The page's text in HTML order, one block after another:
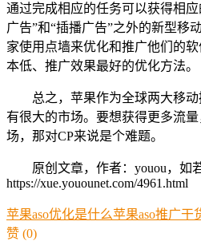
通过完成相应的任务可以获得相
广告”和“插播广告”之外的新型移
家使用点墙来优化和推广他们的
本低、推广效果最好的优化方法。
总之，苹果作为全球两大移
有很大的市场。要想获得更多流量
场，那对CP来说是个难题。
原创文章，作者：youou，如
https://xue.youounet.com/4961.html
苹果aso优化是什么苹果aso推广干
赞 (0)